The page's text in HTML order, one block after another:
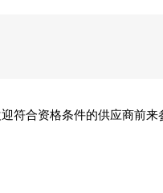
符合资格条件的供应商前来